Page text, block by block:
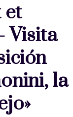
et
Visita
la